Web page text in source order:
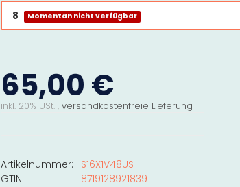
8 Momentan nicht verfügbar
65,00 €
inkl. 20% USt. , versandkostenfreie Lieferung
Artikelnummer:
S16X1V48US
GTIN:
8719128921839